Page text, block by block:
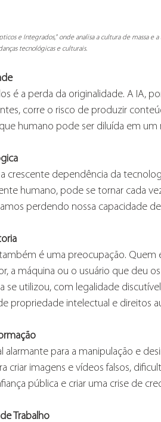
e Integrados," onde analisa a cultura de massa e
tecnológicas e culturais.
é a perda da originalidade. A IA,
corre o risco de produzir
humano pode ser diluída em um
crescente dependência da
humano, pode se tornar cada
perdendo nossa capacidade
é uma preocupação. Quem
a máquina ou o usuário que deu
se utilizou, com legalidade
propriedade intelectual e direitos
para a manipulação e
criar imagens e vídeos falsos,
pública e criar uma crise de
Trabalho